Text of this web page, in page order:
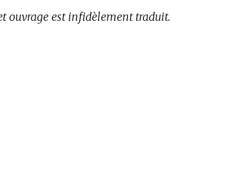
ouvrage est infidèlement traduit.